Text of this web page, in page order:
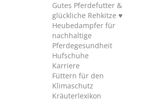
Gutes Pferdefutter &
glückliche Rehkitze ♥
Heubedampfer für
nachhaltige
Pferdegesundheit
Hufschuhe
Karriere
Füttern für den
Klimaschutz
Kräuterlexikon